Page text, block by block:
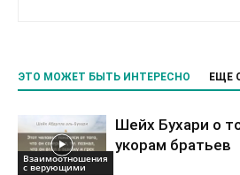
ЭТО МОЖЕТ БЫТЬ ИНТЕРЕСНО ЕЩЕ
Взаимоотношения
с верующими
Шейх Бухари о
укорам братьев